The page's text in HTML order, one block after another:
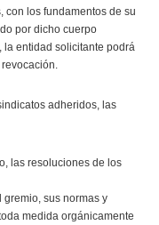
con los fundamentos de su
por dicho cuerpo
la entidad solicitante podrá
adheridos, las
las resoluciones de los
gremio, sus normas y
medida orgánicamente